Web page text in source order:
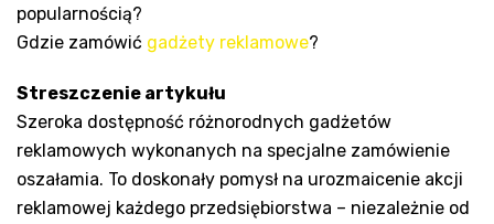
popularnością?
Gdzie zamówić gadżety reklamowe?
Streszczenie artykułu
Szeroka dostępność różnorodnych gadżetów
reklamowych wykonanych na specjalne zamówienie
oszałamia. To doskonały pomysł na urozmaicenie akcji
reklamowej każdego przedsiębiorstwa – niezależnie od